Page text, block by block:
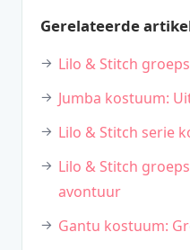
Gerelateerde
Lilo & Stitch
Jumba kostuum:
Lilo & Stitch serie
Lilo & Stitch
avontuur
Gantu kostuum: